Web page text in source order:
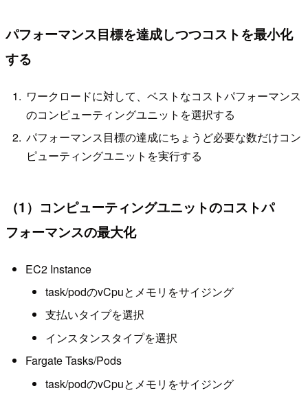
パフォーマンス目標を達成しつつコストを最小化
する
ワークロードに対して、ベストなコストパフォーマンス
のコンピューティングユニットを選択する
パフォーマンス目標の達成にちょうど必要な数だけコン
ピューティングユニットを実行する
（1）コンピューティングユニットのコストパ
フォーマンスの最大化
EC2 Instance
task/podのvCpuとメモリをサイジング
支払いタイプを選択
インスタンスタイプを選択
Fargate Tasks/Pods
task/podのvCpuとメモリをサイジング